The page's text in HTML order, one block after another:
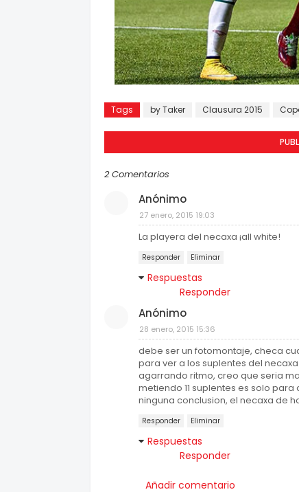
Tags by Taker Clausura 2015
2 Comentarios
Anónimo
27 enero, 2015 19:03
La playera del necaxa ¡all white!
Responder Eliminar
Respuestas
Responder
Anónimo
28 enero, 2015 15:36
debe ser un fotomontaje, checa
para ver a los suplentes del
agarrando ritmo, creo que seria
metiendo 11 suplentes es solo
ninguna conclusion, el necaxa de
Responder Eliminar
Respuestas
Responder
Añadir comentario